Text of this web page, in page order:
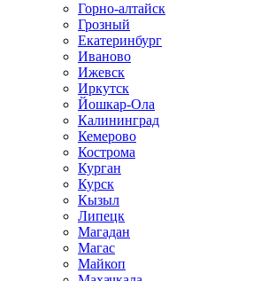
Горно-алтайск
Грозный
Екатеринбург
Иваново
Ижевск
Иркутск
Йошкар-Ола
Калининград
Кемерово
Кострома
Курган
Курск
Кызыл
Липецк
Магадан
Магас
Майкоп